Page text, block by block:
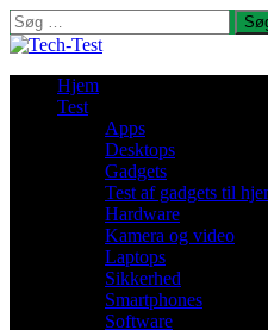
Søg
efter:
Hjem
Test
Apps
Desktops
Gadgets
Test af gadgets til
Hardware
Kamera og video
Laptops
Sikkerhed
Smartphones
Software